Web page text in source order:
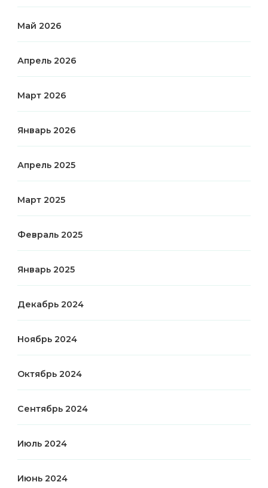
Май 2026
Апрель 2026
Март 2026
Январь 2026
Апрель 2025
Март 2025
Февраль 2025
Январь 2025
Декабрь 2024
Ноябрь 2024
Октябрь 2024
Сентябрь 2024
Июль 2024
Июнь 2024